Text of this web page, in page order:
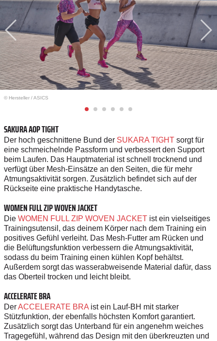
© Hersteller /ASICS
SAKURA AOP TIGHT
Der hoch geschnittene Bund der SUKARA TIGHT sorgt für
eine schmeichelnde Passform und verbessert den Support
beim Laufen. Das Hauptmaterial ist schnell trocknend und
verfügt über Mesh-Einsätze an den Seiten, die für mehr
Atmungsaktivität sorgen. Zusätzlich befindet sich auf der
Rückseite eine praktische Handytasche.
WOMEN FULL ZIP WOVEN JACKET
Die WOMEN FULL ZIP WOVEN JACKET ist ein vielseitiges
Trainingsutensil, das deinem Körper nach dem Training ein
positives Gefühl verleiht. Das Mesh-Futter am Rücken und
die Belüftungsfunktion verbessern die Atmungsaktivität,
sodass du beim Training einen kühlen Kopf behältst.
Außerdem sorgt das wasserabweisende Material dafür, dass
das Oberteil trocken und leicht bleibt.
ACCELERATE BRA
DerACCELERATE BRA ist ein Lauf-BH mit starker
Stützfunktion, der ebenfalls höchsten Komfort garantiert.
Zusätzlich sorgt das Unterband für ein angenehm weiches
Tragegefühl, während das Design mit den überkreuzten und